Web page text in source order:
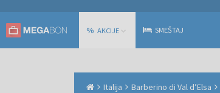
% AKCIJE SMEŠTAJ
Italija Barberino di Val dʼElsa